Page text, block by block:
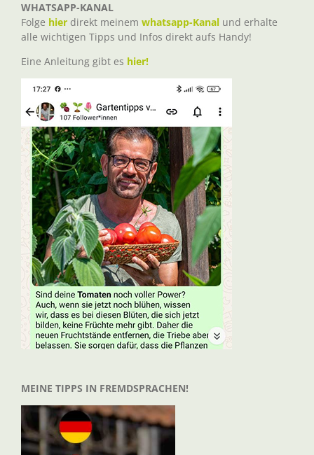
WHATSAPP-KANAL
Folge hier direkt meinem whatsapp-Kanal und erhalte
alle wichtigen Tipps und Infos direkt aufs Handy!
Eine Anleitung gibt es hier!
MEINE TIPPS IN FREMDSPRACHEN!